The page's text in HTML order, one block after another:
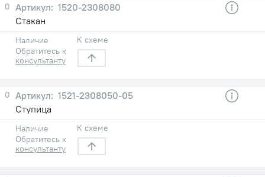
0
1520-2308080
Стакан
Наличие
Обратитесь к
консультанту
К схеме
0
1521-2308050-05
Ступица
Наличие
Обратитесь к
консультанту
К схеме